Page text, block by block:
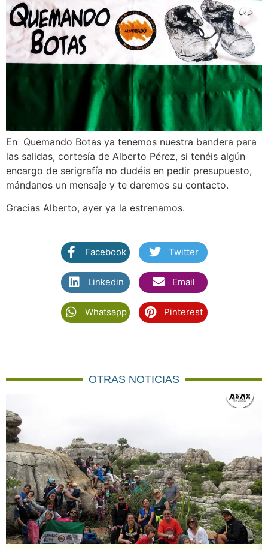
En Quemando Botas ya tenemos nuestra bandera para
las salidas, cortesía de Alberto Pérez, si tenéis algún
encargo de serigrafía no dudéis en pedir presupuesto,
mándanos un mensaje y te daremos su contacto.
Gracias Alberto, ayer ya la estrenamos.
Facebook Twitter
Linkedin Email
Whatsapp Pinterest
OTRAS NOTICIAS